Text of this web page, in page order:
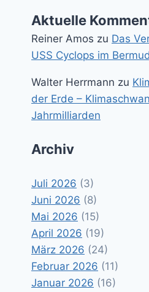
Aktuelle
Reiner Amos zu Das
USS Cyclops im
Walter Herrmann zu
der Erde –
Jahrmilliarden
Archiv
Juli 2026 (3)
Juni 2026 (8)
Mai 2026 (15)
April 2026 (19)
März 2026 (24)
Februar 2026 (11)
Januar 2026 (16)